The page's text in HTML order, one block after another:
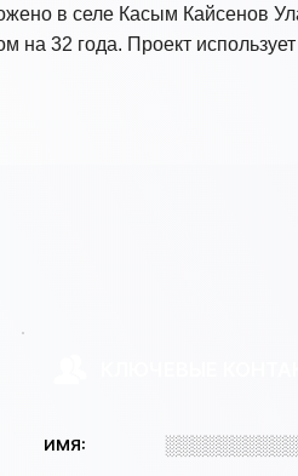
в селе Касым Кайсенов
на 32 года. Проект
ИМЯ: